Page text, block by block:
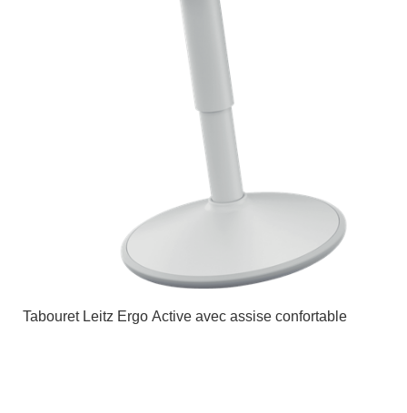
Tabouret Leitz Ergo Active avec assise confortable